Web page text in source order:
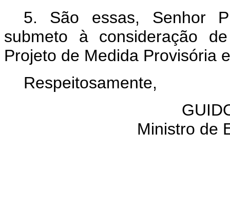
5. São essas, Senhor
submeto à consideração
Projeto de Medida Provisória
Respeitosamente,
Ministro de